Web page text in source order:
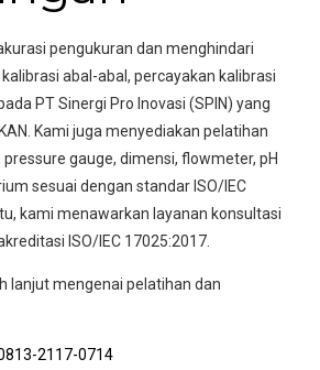
pengukuran dan menghindari
abal-abal, percayakan kalibrasi
PT Sinergi Pro Inovasi (SPIN) yang
Kami juga menyediakan pelatihan
pressure gauge, dimensi, flowmeter, pH
sesuai dengan standar ISO/IEC
kami menawarkan layanan konsultasi
ISO/IEC 17025:2017.
lanjut mengenai pelatihan dan
2117-0714